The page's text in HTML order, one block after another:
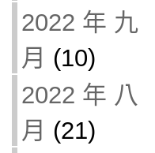
2022 年 九
月 (10)
2022 年 八
月 (21)